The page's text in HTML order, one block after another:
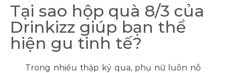
Tại sao hộp quà 8/3 của
Drinkizz giúp bạn thể
hiện gu tinh tế?
Trong nhiều thập kỷ qua, phụ nữ luôn nỗ